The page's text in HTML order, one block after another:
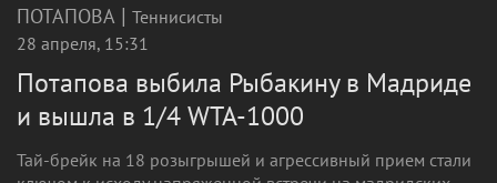
ПОТАПОВА | Теннисисты
28 апреля, 15:31
Потапова выбила Рыбакину в Мадриде
и вышла в 1/4 WTA‑1000
Тай-брейк на 18 розыгрышей и агрессивный прием стали